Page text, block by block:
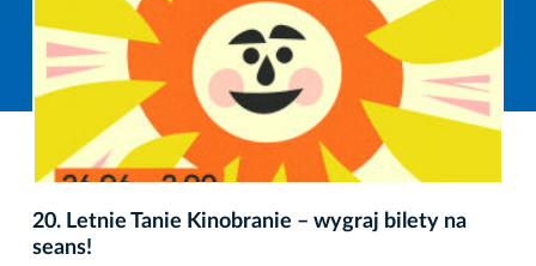
20. Letnie Tanie Kinobranie – wygraj bilety na
seans!